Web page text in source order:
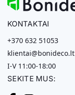
KONTAKTAI
+370 632 51053
klientai@bonideco.lt
I-V 11:00-18:00
SEKITE MUS: